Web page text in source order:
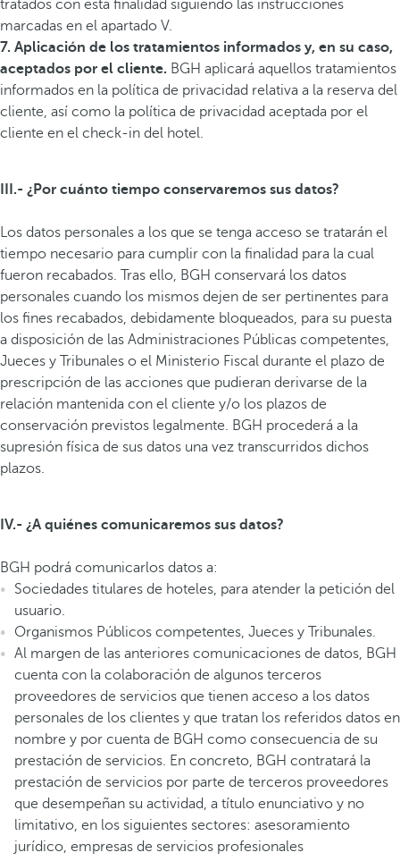
tratados con esta finalidad siguiendo las instrucciones
marcadas en el apartado V.
7. Aplicación de los tratamientos informados y, en su caso,
aceptados por el cliente. BGH aplicará aquellos tratamientos
informados en la política de privacidad relativa a la reserva del
cliente, así como la política de privacidad aceptada por el
cliente en el check-in del hotel.
III.- ¿Por cuánto tiempo conservaremos sus datos?
Los datos personales a los que se tenga acceso se tratarán el
tiempo necesario para cumplir con la finalidad para la cual
fueron recabados. Tras ello, BGH conservará los datos
personales cuando los mismos dejen de ser pertinentes para
los fines recabados, debidamente bloqueados, para su puesta
a disposición de las Administraciones Públicas competentes,
Jueces y Tribunales o el Ministerio Fiscal durante el plazo de
prescripción de las acciones que pudieran derivarse de la
relación mantenida con el cliente y/o los plazos de
conservación previstos legalmente. BGH procederá a la
supresión física de sus datos una vez transcurridos dichos
plazos.
IV.- ¿A quiénes comunicaremos sus datos?
BGH podrá comunicarlos datos a:
Sociedades titulares de hoteles, para atender la petición del
usuario.
Organismos Públicos competentes, Jueces y Tribunales.
Al margen de las anteriores comunicaciones de datos, BGH
cuenta con la colaboración de algunos terceros
proveedores de servicios que tienen acceso a los datos
personales de los clientes y que tratan los referidos datos en
nombre y por cuenta de BGH como consecuencia de su
prestación de servicios. En concreto, BGH contratará la
prestación de servicios por parte de terceros proveedores
que desempeñan su actividad, a título enunciativo y no
limitativo, en los siguientes sectores: asesoramiento
jurídico, empresas de servicios profesionales